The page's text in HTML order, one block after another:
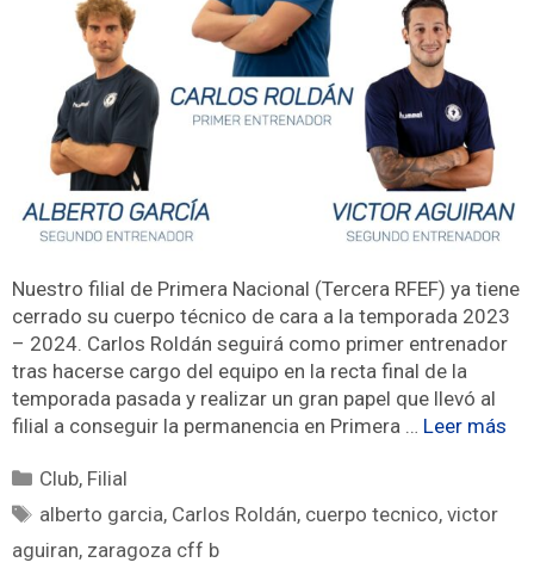
Nuestro filial de Primera Nacional (Tercera RFEF) ya tiene
cerrado su cuerpo técnico de cara a la temporada 2023
– 2024. Carlos Roldán seguirá como primer entrenador
tras hacerse cargo del equipo en la recta final de la
temporada pasada y realizar un gran papel que llevó al
filial a conseguir la permanencia en Primera … Leer más
Club, Filial
alberto garcia, Carlos Roldán, cuerpo tecnico,victor
aguiran, zaragoza cff b